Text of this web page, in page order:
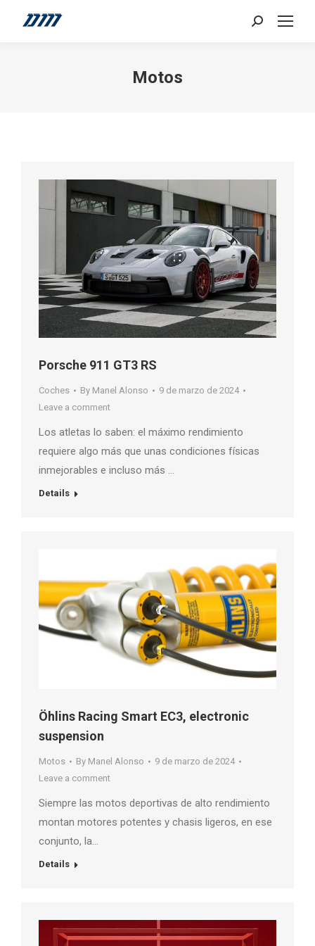
Search:
Motos
Porsche 911 GT3 RS
Coches By Manel Alonso
9 de marzo de 2024
Leave a comment
Los atletas lo saben: el máximo rendimiento
requiere algo más que unas condiciones físicas
inmejorables e incluso más …
Details
Öhlins Racing Smart EC3, electronic
suspension
Motos By Manel Alonso
9 de marzo de 2024
Leave a comment
Siempre las motos deportivas de alto rendimiento
montan motores potentes y chasis ligeros, en ese
conjunto, la…
Details